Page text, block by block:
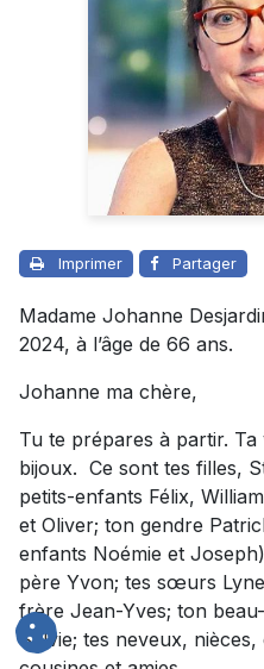
Imprimer Partager
Madame Johanne
2024, à l’âge de 66 ans.
Johanne ma chère,
Tu te prépares à partir. Ta
bijoux. Ce sont tes filles,
petits-enfants Félix,
et Oliver; ton gendre
enfants Noémie et
père Yvon; tes sœurs
frère Jean-Yves; ton
Sylvie; tes neveux,